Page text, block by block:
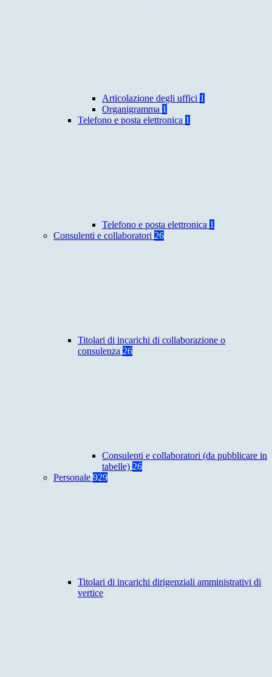
Articolazione degli uffici 1
Organigramma 1
Telefono e posta elettronica 1
Telefono e posta elettronica 1
Consulenti e collaboratori 26
Titolari di incarichi di collaborazione o
consulenza 26
Consulenti e collaboratori (da pubblicare in
tabelle) 26
Personale 929
Titolari di incarichi dirigenziali amministrativi di
vertice